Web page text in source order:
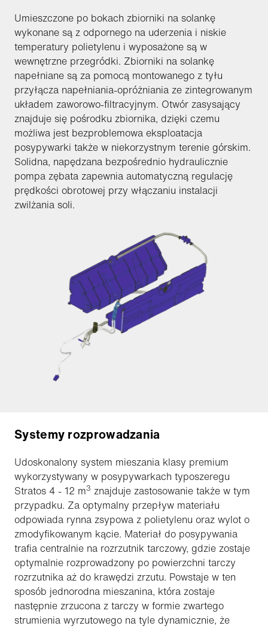
Umieszczone po bokach zbiorniki na solankę
wykonane są z odpornego na uderzenia i niskie
temperatury polietylenu i wyposażone są w
wewnętrzne przegródki. Zbiorniki na solankę
napełniane są za pomocą montowanego z tyłu
przyłącza napełniania-opróżniania ze zintegrowanym
układem zaworowo-filtracyjnym. Otwór zasysający
znajduje się pośrodku zbiornika, dzięki czemu
możliwa jest bezproblemowa eksploatacja
posypywarki także w niekorzystnym terenie górskim.
Solidna, napędzana bezpośrednio hydraulicznie
pompa zębata zapewnia automatyczną regulację
prędkości obrotowej przy włączaniu instalacji
zwilżania soli.
Systemy rozprowadzania
Udoskonalony system mieszania klasy premium
wykorzystywany w posypywarkach typoszeregu
Stratos 4 - 12 m3 znajduje zastosowanie także w tym
przypadku. Za optymalny przepływ materiału
odpowiada rynna zsypowa z polietylenu oraz wylot o
zmodyfikowanym kącie. Materiał do posypywania
trafia centralnie na rozrzutnik tarczowy, gdzie zostaje
optymalnie rozprowadzony po powierzchni tarczy
rozrzutnika aż do krawędzi zrzutu. Powstaje w ten
sposób jednorodna mieszanina, która zostaje
następnie zrzucona z tarczy w formie zwartego
strumienia wyrzutowego na tyle dynamicznie, że